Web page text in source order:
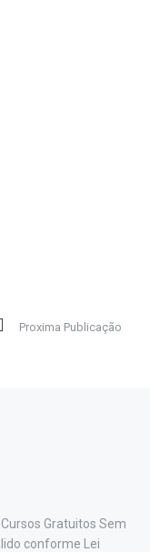
Proxima Publicação
Gratuitos Sem
conforme Lei